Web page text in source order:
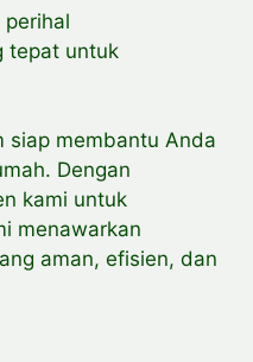
tepat untuk
siap membantu Anda
Dengan
kami untuk
menawarkan
aman, efisien, dan